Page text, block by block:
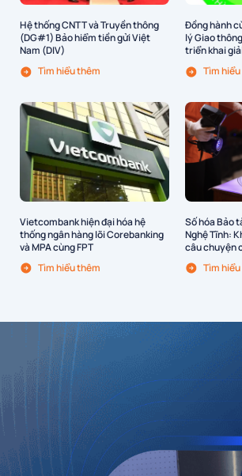
Hệ thống CNTT và Truyền thông
(DG#1) Bảo hiểm tiền gửi Việt
Nam (DIV)
Tìm hiểu thêm
Đồng hành
lý Giao
triển khai
cộng bằng
Tìm
Vietcombank hiện đại hóa hệ
thống ngân hàng lõi Corebanking
và MPA cùng FPT
Tìm hiểu thêm
Số hóa Bảo
Nghệ Tĩnh:
câu chuyện
Tìm